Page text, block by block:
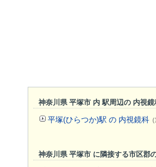
神奈川県 平塚市 内 駅周辺の 内視鏡
平塚(ひらつか)駅 の 内視鏡科
神奈川県 平塚市 に隣接する市区郡